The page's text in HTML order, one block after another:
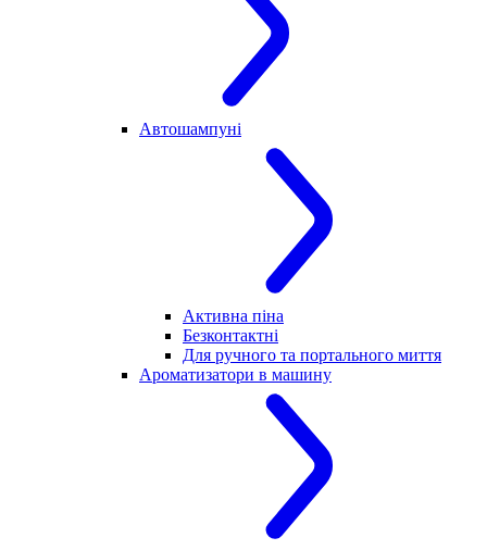
Автошампуні
Активна піна
Безконтактні
Для ручного та портального миття
Ароматизатори в машину